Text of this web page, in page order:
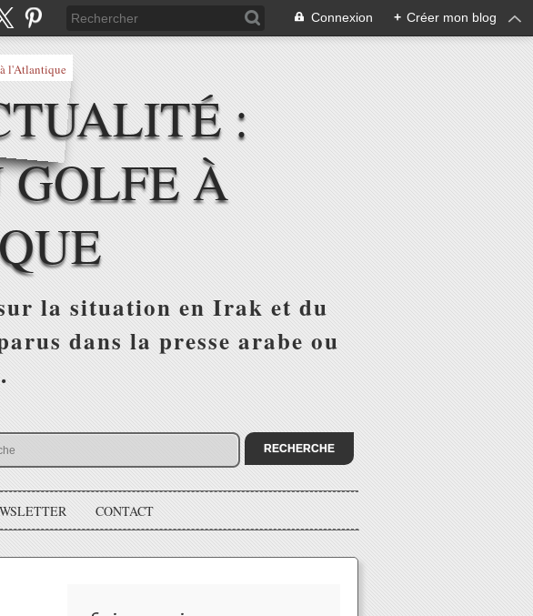
Connexion + Créer mon blog
:
À
la situation en Irak et du
dans la presse arabe ou
CONTACT